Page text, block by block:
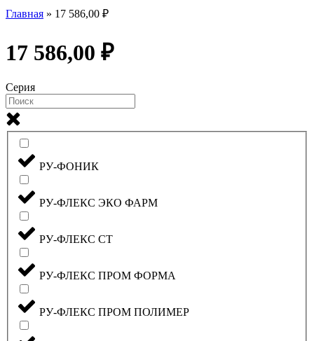
Главная » 17 586,00 ₽
17 586,00 ₽
Серия
РУ-ФОНИК
РУ-ФЛЕКС ЭКО ФАРМ
РУ-ФЛЕКС СТ
РУ-ФЛЕКС ПРОМ ФОРМА
РУ-ФЛЕКС ПРОМ ПОЛИМЕР